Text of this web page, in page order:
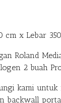
cm x Lebar
Roland
2 buah
kami
backwall